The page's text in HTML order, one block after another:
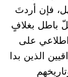
فإن أردتَ
باطل بغلافٍ
على
الذين بدا